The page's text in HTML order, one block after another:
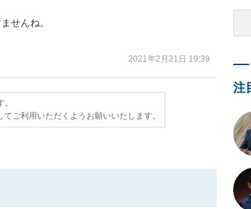
せんね。
2021年2月21日 19:39
ご利用いただくようお願いいたします。
注